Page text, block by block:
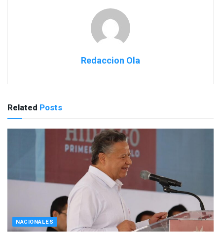
Redaccion Ola
Related Posts
NACIONALES